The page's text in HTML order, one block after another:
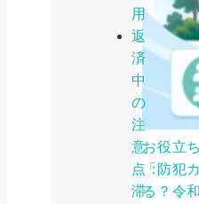
用
返
済
中
の
注
意
点：
滞
お役立
「防犯
る？令